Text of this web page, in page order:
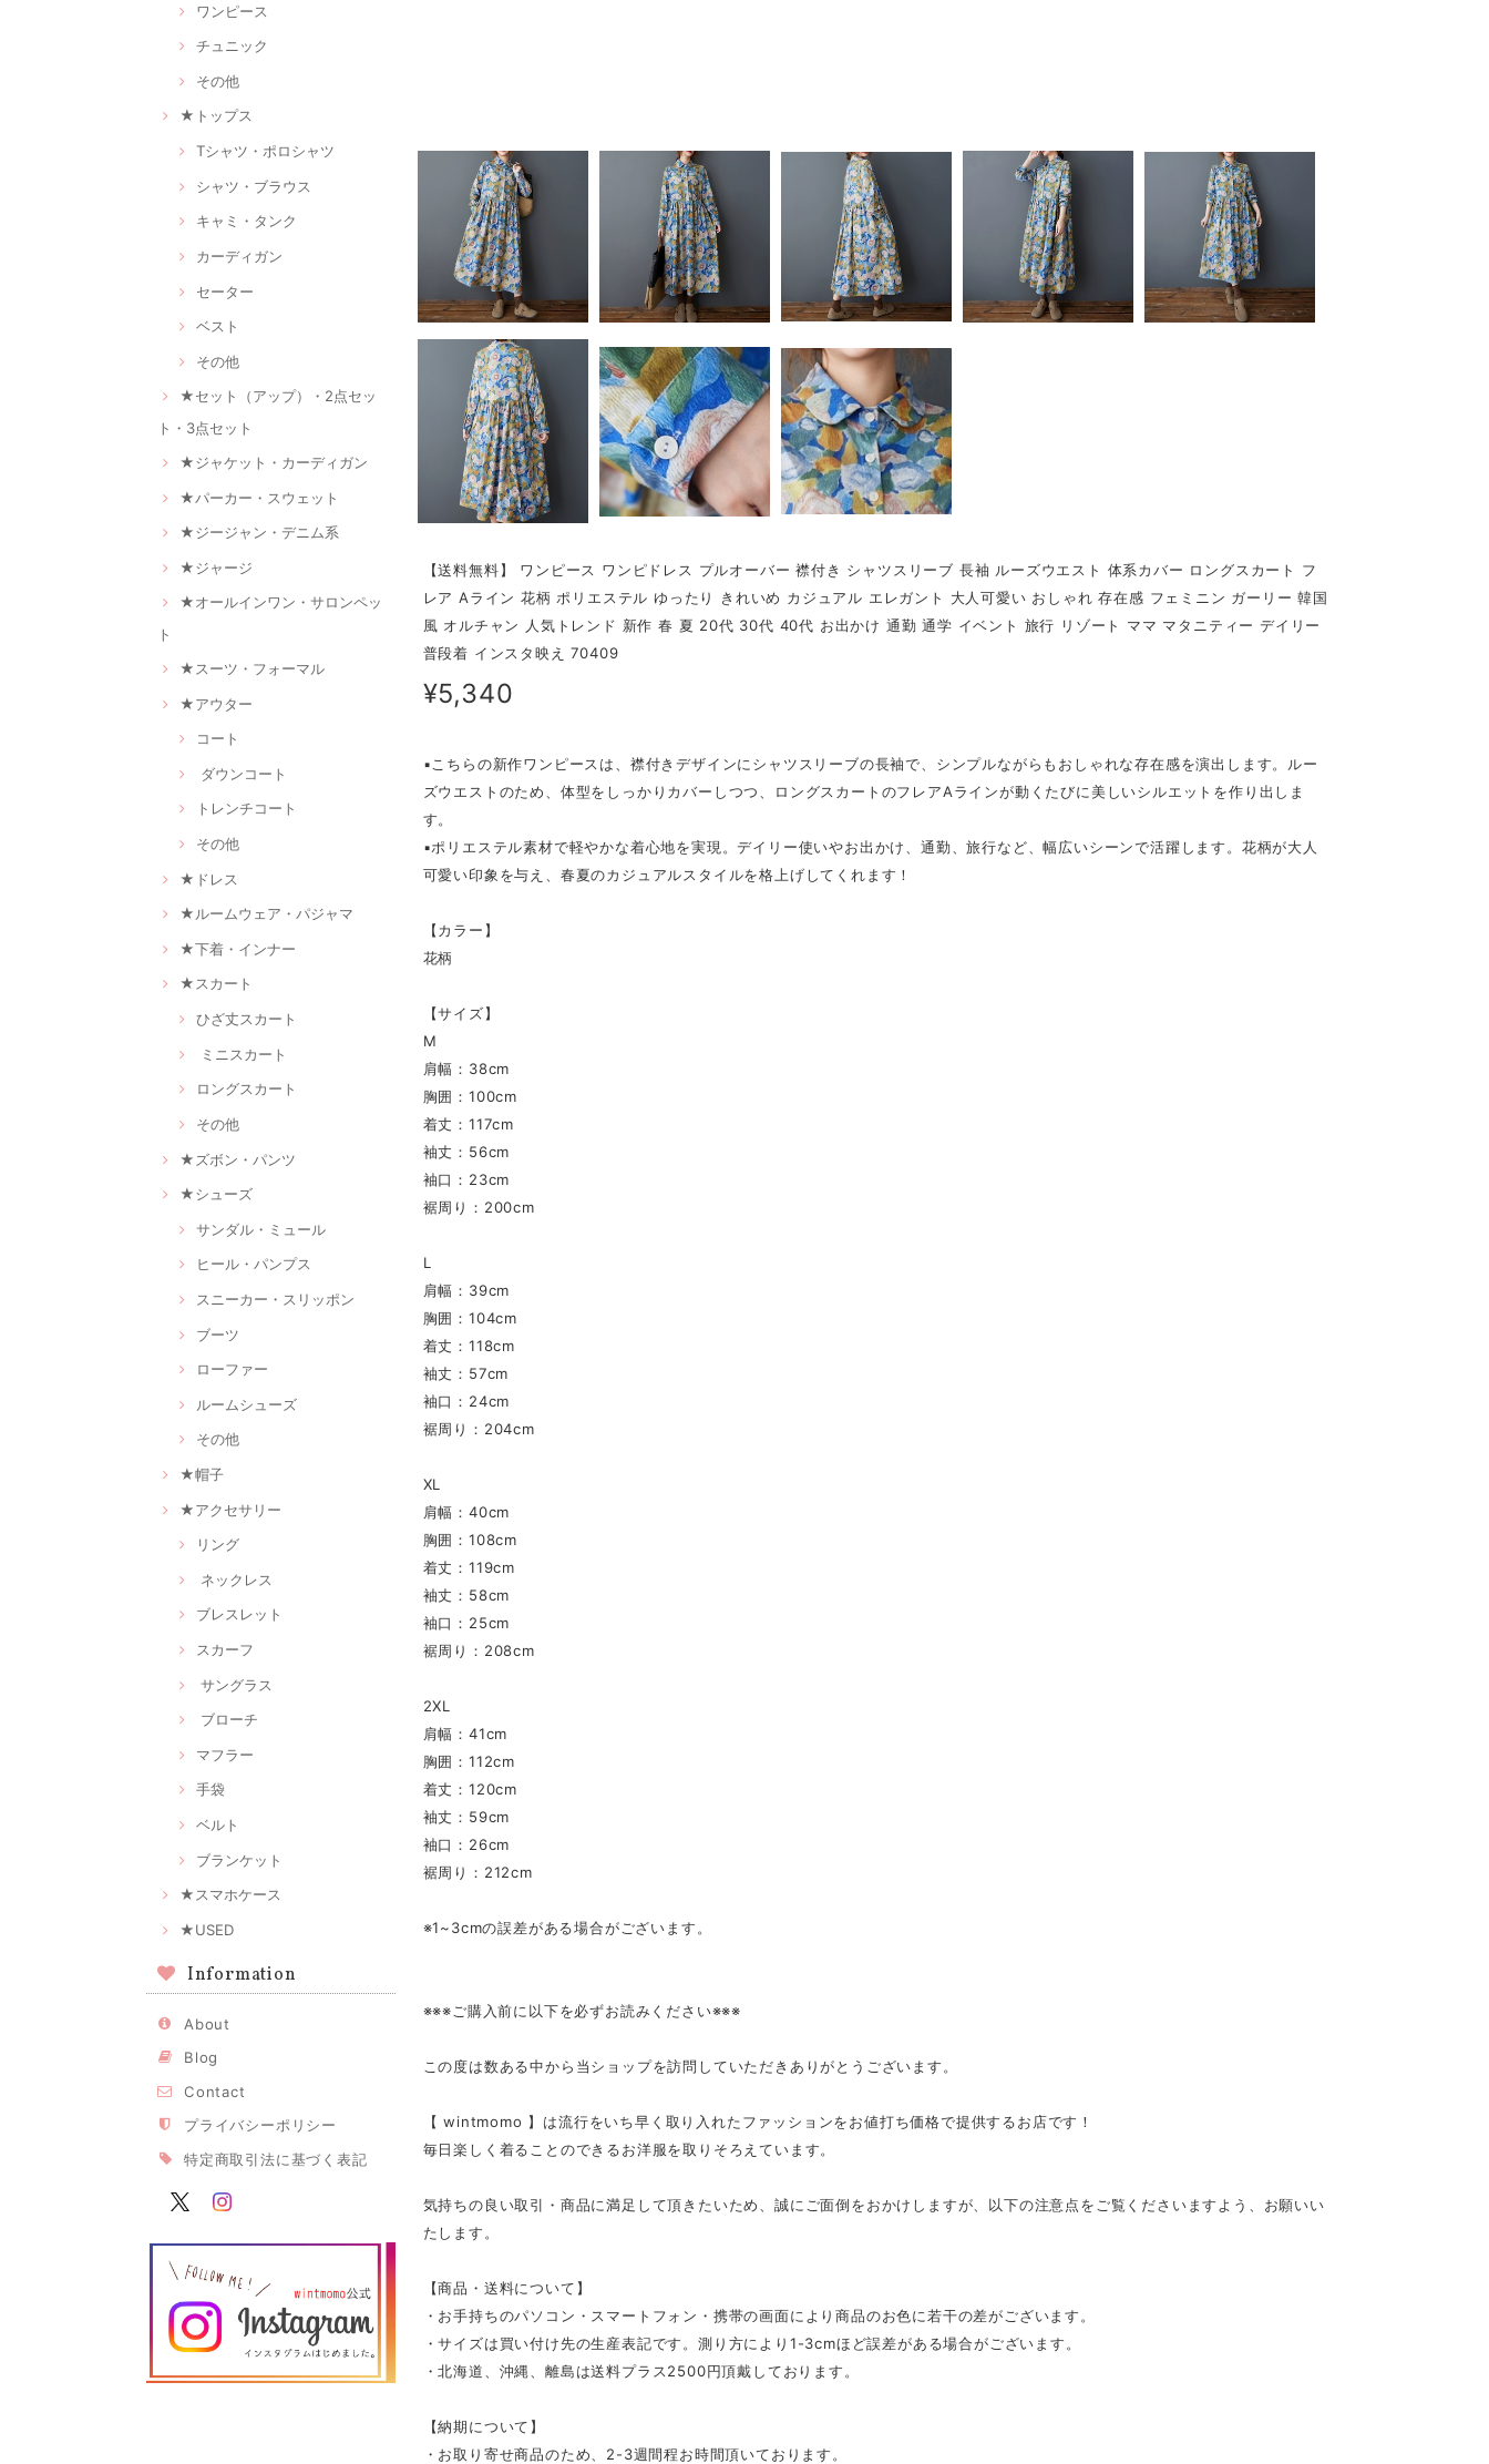
ワンピース
チュニック
その他
★トップス
Tシャツ・ポロシャツ
シャツ・ブラウス
キャミ・タンク
カーディガン
セーター
ベスト
その他
★セット（アップ）・2点セッ
ト・3点セット
★ジャケット・カーディガン
★パーカー・スウェット
★ジージャン・デニム系
★ジャージ
★オールインワン・サロンペッ
ト
★スーツ・フォーマル
★アウター
コート
ダウンコート
トレンチコート
その他
★ドレス
★ルームウェア・パジャマ
★下着・インナー
★スカート
ひざ丈スカート
ミニスカート
ロングスカート
その他
★ズボン・パンツ
★シューズ
サンダル・ミュール
ヒール・パンプス
スニーカー・スリッポン
ブーツ
ローファー
ルームシューズ
その他
★帽子
★アクセサリー
リング
ネックレス
ブレスレット
スカーフ
サングラス
ブローチ
マフラー
手袋
ベルト
ブランケット
★スマホケース
★USED
Information
About
Blog
Contact
プライバシーポリシー
特定商取引法に基づく表記
【送料無料】 ワンピース ワンピドレス プルオーバー 襟付き シャツスリーブ 長袖 ルーズウエスト 体系カバー ロングスカート フ
レア Aライン 花柄 ポリエステル ゆったり きれいめ カジュアル エレガント 大人可愛い おしゃれ 存在感 フェミニン ガーリー 韓国
風 オルチャン 人気トレンド 新作 春 夏 20代 30代 40代 お出かけ 通勤 通学 イベント 旅行 リゾート ママ マタニティー デイリー
普段着 インスタ映え 70409
¥5,340
▪こちらの新作ワンピースは、襟付きデザインにシャツスリーブの長袖で、シンプルながらもおしゃれな存在感を演出します。ルー
ズウエストのため、体型をしっかりカバーしつつ、ロングスカートのフレアAラインが動くたびに美しいシルエットを作り出しま
す。
▪ポリエステル素材で軽やかな着心地を実現。デイリー使いやお出かけ、通勤、旅行など、幅広いシーンで活躍します。花柄が大人
可愛い印象を与え、春夏のカジュアルスタイルを格上げしてくれます！
【カラー】
花柄
【サイズ】
M
肩幅：38cm
胸囲：100cm
着丈：117cm
袖丈：56cm
袖口：23cm
裾周り：200cm
L
肩幅：39cm
胸囲：104cm
着丈：118cm
袖丈：57cm
袖口：24cm
裾周り：204cm
XL
肩幅：40cm
胸囲：108cm
着丈：119cm
袖丈：58cm
袖口：25cm
裾周り：208cm
2XL
肩幅：41cm
胸囲：112cm
着丈：120cm
袖丈：59cm
袖口：26cm
裾周り：212cm
※1~3cmの誤差がある場合がございます。
※※※ご購入前に以下を必ずお読みください※※※
この度は数ある中から当ショップを訪問していただきありがとうございます。
【 wintmomo 】は流行をいち早く取り入れたファッションをお値打ち価格で提供するお店です！
毎日楽しく着ることのできるお洋服を取りそろえています。
気持ちの良い取引・商品に満足して頂きたいため、誠にご面倒をおかけしますが、以下の注意点をご覧くださいますよう、お願いい
たします。
【商品・送料について】
・お手持ちのパソコン・スマートフォン・携帯の画面により商品のお色に若干の差がございます。
・サイズは買い付け先の生産表記です。測り方により1-3cmほど誤差がある場合がございます。
・北海道、沖縄、離島は送料プラス2500円頂戴しております。
【納期について】
・お取り寄せ商品のため、2-3週間程お時間頂いております。